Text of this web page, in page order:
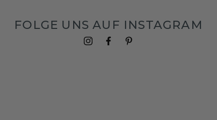
FOLGE UNS AUF INSTAGRAM